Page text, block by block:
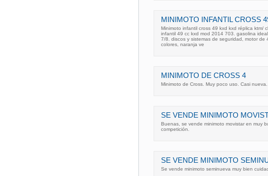
MINIMOTO INFANTIL CROSS
Minimoto infantil cross 49 kxd kxd réplica ktm/
infantil 49 cc kxd mod 2014 703. gasolina
7/8. discos y sistemas de seguridad, motor de
colores, naranja ve
MINIMOTO DE CROSS 4
Minimoto de Cross. Muy poco uso. Casi
SE VENDE MINIMOTO
Buenas, se vende minimoto movistar en muy
competición.
SE VENDE MINIMOTO
Se vende minimoto seminueva muy bien